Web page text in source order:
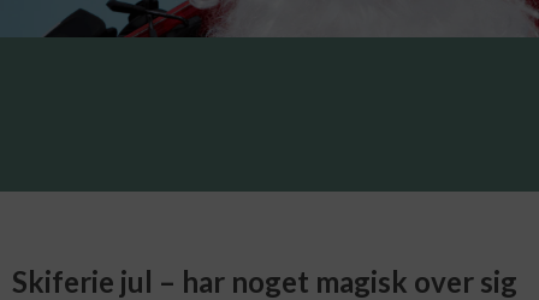
Skiferie jul – har noget magisk over sig